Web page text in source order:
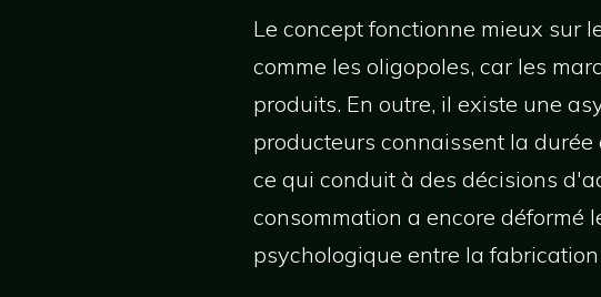
Le concept fonctionne mieux sur
comme les oligopoles, car les
produits. En outre, il existe une
producteurs connaissent la
ce qui conduit à des décisions
consommation a encore déformé
psychologique entre la